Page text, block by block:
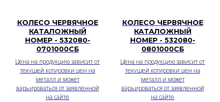
КОЛЕСО ЧЕРВЯЧНОЕ
КАТАЛОЖНЫЙ
НОМЕР - 532080-
0701000СБ
Цена на продукцию зависит от
текущей котировки цен на
металл и может
варьироваться от заявленной
на сайте
КОЛЕСО ЧЕРВЯЧНОЕ
КАТАЛОЖНЫЙ
НОМЕР - 532080-
0801000СБ
Цена на продукцию зависит от
текущей котировки цен на
металл и может
варьироваться от заявленной
на сайте